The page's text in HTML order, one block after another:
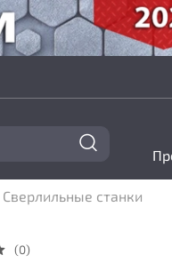
Сверлильные станки
(0)